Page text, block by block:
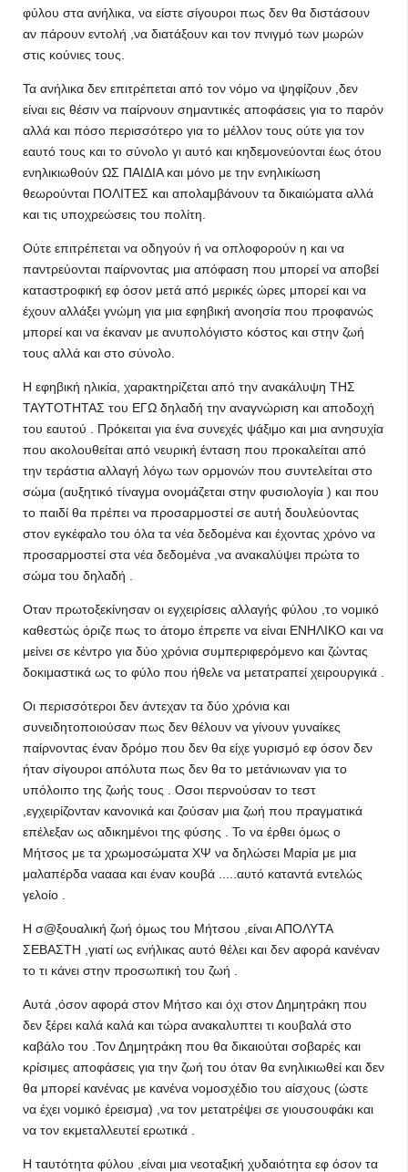
φύλου στα ανήλικα, να είστε σίγουροι πως δεν θα διστάσουν
αν πάρουν εντολή ,να διατάξουν και τον πνιγμό των μωρών
στις κούνιες τους.
Τα ανήλικα δεν επιτρέπεται από τον νόμο να ψηφίζουν ,δεν
είναι εις θέσιν να παίρνουν σημαντικές αποφάσεις για το παρόν
αλλά και πόσο περισσότερο για το μέλλον τους ούτε για τον
εαυτό τους και το σύνολο γι αυτό και κηδεμονεύονται έως ότου
ενηλικιωθούν ΩΣ ΠΑΙΔΙΑ και μόνο με την ενηλικίωση
θεωρούνται ΠΟΛΙΤΕΣ και απολαμβάνουν τα δικαιώματα αλλά
και τις υποχρεώσεις του πολίτη.
Ούτε επιτρέπεται να οδηγούν ή να οπλοφορούν η και να
παντρεύονται παίρνοντας μια απόφαση που μπορεί να αποβεί
καταστροφική εφ όσον μετά από μερικές ώρες μπορεί και να
έχουν αλλάξει γνώμη για μια εφηβική ανοησία που προφανώς
μπορεί και να έκαναν με ανυπολόγιστο κόστος και στην ζωή
τους αλλά και στο σύνολο.
Η εφηβική ηλικία, χαρακτηρίζεται από την ανακάλυψη ΤΗΣ
ΤΑΥΤΟΤΗΤΑΣ του ΕΓΩ δηλαδή την αναγνώριση και αποδοχή
του εαυτού . Πρόκειται για ένα συνεχές ψάξιμο και μια ανησυχία
που ακολουθείται από νευρική ένταση που προκαλείται από
την τεράστια αλλαγή λόγω των ορμονών που συντελείται στο
σώμα (αυξητικό τίναγμα ονομάζεται στην φυσιολογία ) και που
το παιδί θα πρέπει να προσαρμοστεί σε αυτή δουλεύοντας
στον εγκέφαλο του όλα τα νέα δεδομένα και έχοντας χρόνο να
προσαρμοστεί στα νέα δεδομένα ,να ανακαλύψει πρώτα το
σώμα του δηλαδή .
Οταν πρωτοξεκίνησαν οι εγχειρίσεις αλλαγής φύλου ,το νομικό
καθεστώς όριζε πως το άτομο έπρεπε να είναι ΕΝΗΛΙΚΟ και να
μείνει σε κέντρο για δύο χρόνια συμπεριφερόμενο και ζώντας
δοκιμαστικά ως το φύλο που ήθελε να μετατραπεί χειρουργικά .
Οι περισσότεροι δεν άντεχαν τα δύο χρόνια και
συνειδητοποιούσαν πως δεν θέλουν να γίνουν γυναίκες
παίρνοντας έναν δρόμο που δεν θα είχε γυρισμό εφ όσον δεν
ήταν σίγουροι απόλυτα πως δεν θα το μετάνιωναν για το
υπόλοιπο της ζωής τους . Οσοι περνούσαν το τεστ
,εγχειρίζονταν κανονικά και ζούσαν μια ζωή που πραγματικά
επέλεξαν ως αδικημένοι της φύσης . Το να έρθει όμως ο
Μήτσος με τα χρωμοσώματα ΧΨ να δηλώσει Μαρία με μια
μαλαπέρδα ναααα και έναν κουβά .....αυτό καταντά εντελώς
γελοίο .
Η σ@ξουαλική ζωή όμως του Μήτσου ,είναι ΑΠΟΛΥΤΑ
ΣΕΒΑΣΤΗ ,γιατί ως ενήλικας αυτό θέλει και δεν αφορά κανέναν
το τι κάνει στην προσωπική του ζωή .
Αυτά ,όσον αφορά στον Μήτσο και όχι στον Δημητράκη που
δεν ξέρει καλά καλά και τώρα ανακαλυπτει τι κουβαλά στο
καβάλο του .Τον Δημητράκη που θα δικαιούται σοβαρές και
κρίσιμες αποφάσεις για την ζωή του όταν θα ενηλικιωθεί και δεν
θα μπορεί κανένας με κανένα νομοσχέδιο του αίσχους (ώστε
να έχει νομικό έρεισμα) ,να τον μετατρέψει σε γιουσουφάκι και
να τον εκμεταλλευτεί ερωτικά .
Η ταυτότητα φύλου ,είναι μια νεοταξική χυδαιότητα εφ όσον τα